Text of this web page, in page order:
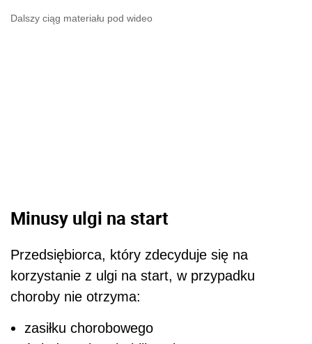
Dalszy ciąg materiału pod wideo
Minusy ulgi na start
Przedsiębiorca, który zdecyduje się na
korzystanie z ulgi na start, w przypadku
choroby nie otrzyma:
zasiłku chorobowego